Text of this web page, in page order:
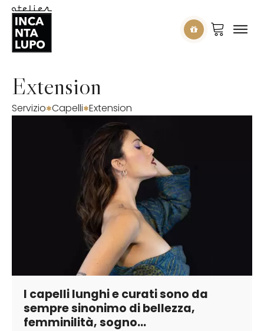
Extension
Servizio Capelli Extension
I capelli lunghi e curati sono da
sempre sinonimo di bellezza,
femminilità, sogno…